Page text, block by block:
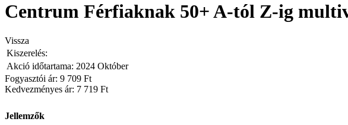
Centrum Férfiaknak 50+ A-tól Z-ig
Vissza
Kiszerelés:
Akció időtartama: 2024 Október
Fogyasztói ár: 9 709 Ft
Kedvezményes ár: 7 719 Ft
Jellemzők